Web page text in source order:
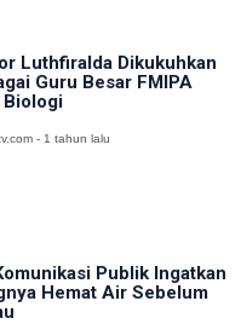
Luthfiralda Dikukuhkan
Guru Besar FMIPA
Biologi
- 1 tahun lalu
Publik Ingatkan
Hemat Air Sebelum